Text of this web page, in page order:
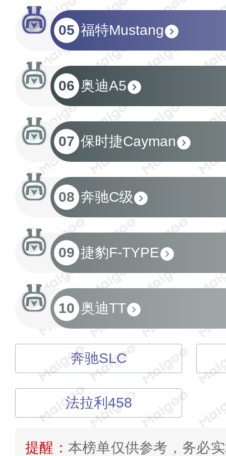
05 福特Mustang
06 奥迪A5
07 保时捷Cayman
08 奔驰C级
09 捷豹F-TYPE
10 奥迪TT
奔驰SLC
法拉利458
提醒： 本榜单仅供参考，务必